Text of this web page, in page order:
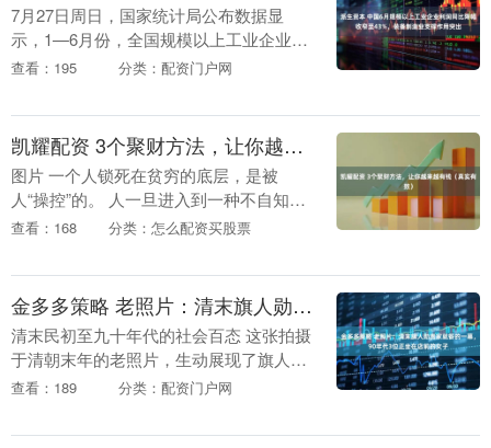
7月27日周日，国家统计局公布数据显
示，1—6月份，全国规模以上工业企业实
现利润总额34365.0亿元，同比下降
润总额....
查看：195 分类：配资门户网
凯耀配资 3个聚财方法，让你越来越有钱（真实有效）
图片 一个人锁死在贫穷的底层，是被
人“操控”的。 人一旦进入到一种不自知，
还自我满足的处境中，就像古印度的“首陀
人。 所以在....
查看：168 分类：怎么配资买股票
金多多策略 老照片：清末旗人勋贵家就餐的一幕，90年代3位正坐在店前的女子
清末民初至九十年代的社会百态 这张拍摄
于清朝末年的老照片，生动展现了旗人勋
贵家庭内部严格的等级制度。画面中央，
之主的尊贵地位....
查看：189 分类：配资门户网